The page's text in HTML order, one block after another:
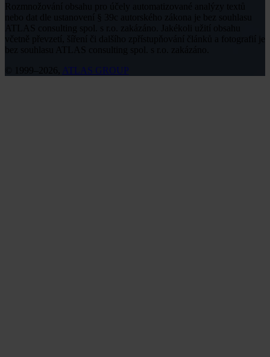
včetně převzetí, šíření či dalšího zpřístupňování článků a fotografií je
ATLAS GROUP